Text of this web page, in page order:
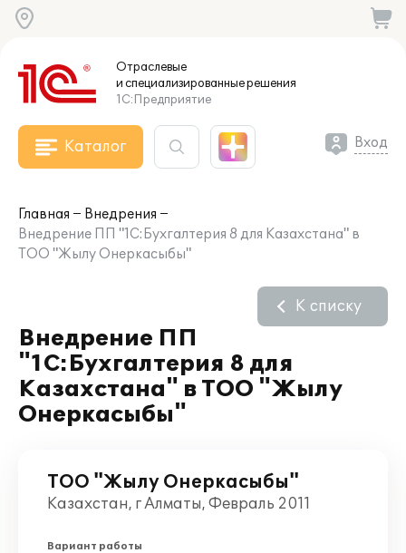
Отраслевые
и специализированныерешения
1С:Предприятие
Каталог Вход
Главная
Внедрения
Внедрение ПП "1С:Бухгалтерия 8 для Казахстана" в
ТОО "Жылу Онеркасыбы"
Внедрение ПП
"1С:Бухгалтерия 8 для
Казахстана" в ТОО "Жылу
Онеркасыбы"
К списку
ТОО "Жылу Онеркасыбы"
Казахстан, г Алматы, Февраль 2011
Вариант работы